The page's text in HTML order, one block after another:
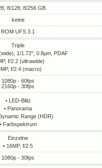
8/128, 8/256 GB
keine
ROM UFS 3.1
Triple
1/1.72", 0.8µm, PDAF
f/2.2 (ultrawide)
f/2.4 (macro)
1080p - 60fps
2160p - 30fps
• LED-Blitz
• Panorama
Range (HDR)
• Farbspektrum
Einzelne
• 16MP, f/2.5
1080p - 30fps